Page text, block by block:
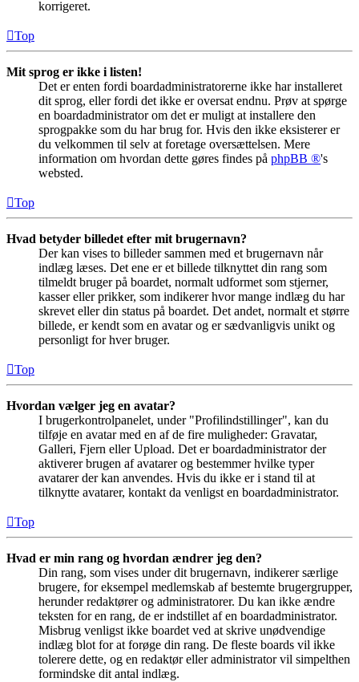
korrigeret.
Top
Mit sprog er ikke i listen!
Det er enten fordi boardadministratorerne ikke har installeret
dit sprog, eller fordi det ikke er oversat endnu. Prøv at spørge
en boardadministrator om det er muligt at installere den
sprogpakke som du har brug for. Hvis den ikke eksisterer er
du velkommen til selv at foretage oversættelsen. Mere
information om hvordan dette gøres findes på phpBB ®'s
websted.
Top
Hvad betyder billedet efter mit brugernavn?
Der kan vises to billeder sammen med et brugernavn når
indlæg læses. Det ene er et billede tilknyttet din rang som
tilmeldt bruger på boardet, normalt udformet som stjerner,
kasser eller prikker, som indikerer hvor mange indlæg du har
skrevet eller din status på boardet. Det andet, normalt et større
billede, er kendt som en avatar og er sædvanligvis unikt og
personligt for hver bruger.
Top
Hvordan vælger jeg en avatar?
I brugerkontrolpanelet, under "Profilindstillinger", kan du
tilføje en avatar med en af de fire muligheder: Gravatar,
Galleri, Fjern eller Upload. Det er boardadministrator der
aktiverer brugen af avatarer og bestemmer hvilke typer
avatarer der kan anvendes. Hvis du ikke er i stand til at
tilknytte avatarer, kontakt da venligst en boardadministrator.
Top
Hvad er min rang og hvordan ændrer jeg den?
Din rang, som vises under dit brugernavn, indikerer særlige
brugere, for eksempel medlemskab af bestemte brugergrupper,
herunder redaktører og administratorer. Du kan ikke ændre
teksten for en rang, de er indstillet af en boardadministrator.
Misbrug venligst ikke boardet ved at skrive unødvendige
indlæg blot for at forøge din rang. De fleste boards vil ikke
tolerere dette, og en redaktør eller administrator vil simpelthen
formindske dit antal indlæg.